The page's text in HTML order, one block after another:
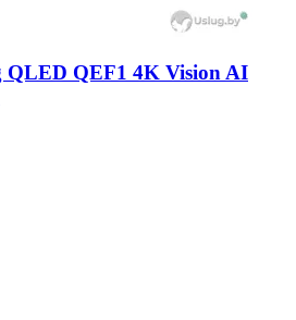
QLED QEF1 4K Vision AI